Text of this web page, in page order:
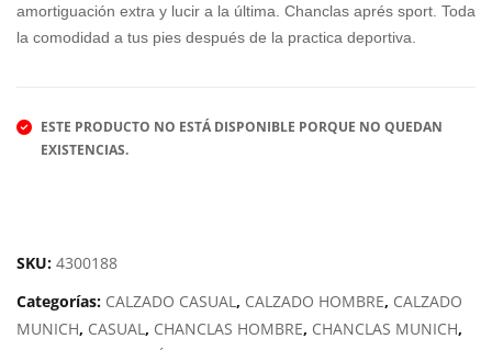
BO
TY
VER
amortiguación extra y lucir a la última. Chanclas aprés sport. Toda
la comodidad a tus pies después de la practica deportiva.
ESTE PRODUCTO NO ESTÁ DISPONIBLE PORQUE NO QUEDAN
EXISTENCIAS.
SKU: 4300188
Categorías: CALZADO CASUAL , CALZADO HOMBRE, CALZADO
MUNICH, CASUAL , CHANCLAS HOMBRE, CHANCLAS MUNICH,